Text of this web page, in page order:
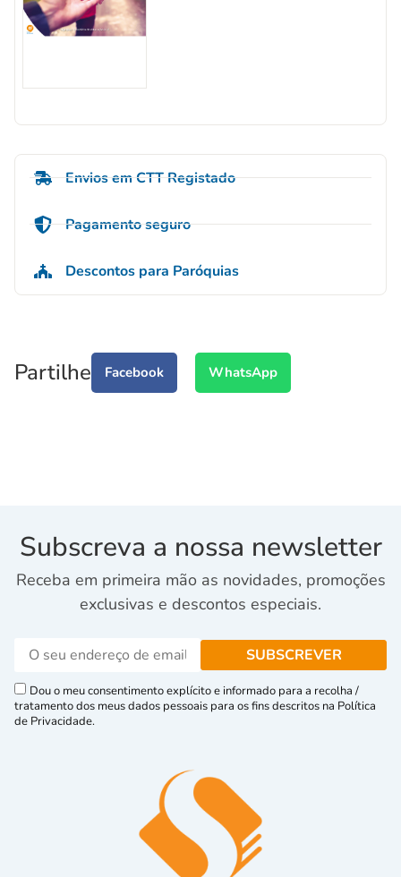
Envios em CTT Registado
Pagamento seguro
Descontos para Paróquias
Partilhe Facebook WhatsApp
Subscreva a nossa newsletter
Receba em primeira mão as novidades, promoções
exclusivas e descontos especiais.
Dou o meu consentimento explícito e informado para a recolha /
tratamento dos meus dados pessoais para os fins descritos na Política
de Privacidade.